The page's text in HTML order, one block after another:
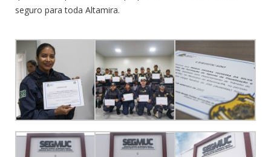
seguro para toda Altamira.